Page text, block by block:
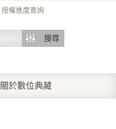
授權進度查詢
搜尋
關於數位典藏